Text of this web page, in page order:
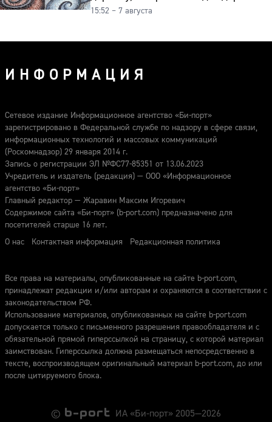
гранита
15:52 – 7 августа
ИНФОРМАЦИЯ
Сетевое издание Информационное агентство «Би-порт»
зарегистрировано в Федеральной службе по надзору в сфере связи,
информационных технологий и массовых коммуникаций
(Роскомнадзор) 29 января 2014 г.
Запись о регистрации ЭЛ №ФС77-85351 от 13.06.2023
Учредитель и издатель (редакция) — ООО «Информационное
агентство «Би-порт»
Главный редактор — Жаравин Максим Игоревич
Содержимое сайта «Би-порт» (b-port.com) предназначено для
посетителей старше 16 лет.
О нас
Контактная информация Редакционная политика
Все права на материалы, опубликованные на сайте b-port.com,
принадлежат редакции и/или авторам и охраняются в соответствии с
законодательством РФ.
Использование материалов, опубликованных на сайте b-port.com
допускается только с письменного разрешения правообладателя и с
обязательной прямой гиперссылкой на страницу, с которой материал
заимствован. Гиперссылка должна размещаться непосредственно в
тексте, воспроизводящем оригинальный материал b-port.com, до или
после цитируемого блока.
© ИА «Би-порт» 2005—2026